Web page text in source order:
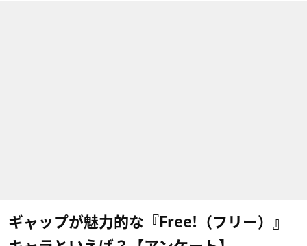
ギャップが魅力的な『Free!（フリー）』